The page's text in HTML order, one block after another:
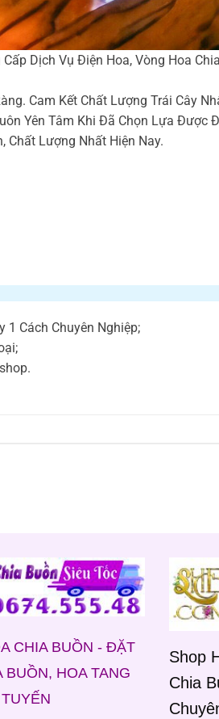
Dịch Vụ Điện Hoa, Vòng Hoa
Cam Kết Chất Lượng Trái Cây
Yên Tâm Khi Đã Chọn Lựa Được
Chất Lượng Nhất Hiện Nay.
1 Cách Chuyên Nghiệp;
CHIA BUỒN - ĐẶT
BUỒN, HOA TANG
Shop
Chia